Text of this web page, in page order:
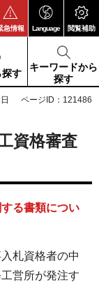
急情報 Language 閲覧補助
探す
キーワードから
探す
ページID：121486
資格審査
る書類につい
札資格者の中
営所が発注す